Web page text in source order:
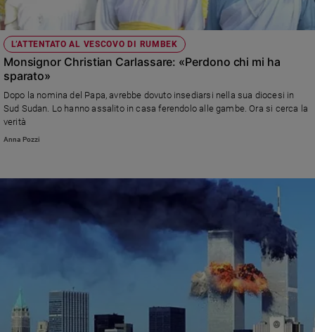
L’ATTENTATO AL VESCOVO DI RUMBEK
Monsignor Christian Carlassare: «Perdono chi mi ha
sparato»
Dopo la nomina del Papa, avrebbe dovuto insediarsi nella sua diocesi in
Sud Sudan. Lo hanno assalito in casa ferendolo alle gambe. Ora si cerca la
verità
Anna Pozzi